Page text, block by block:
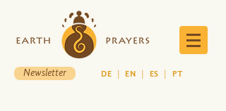
Newsletter DE |EN ES PT